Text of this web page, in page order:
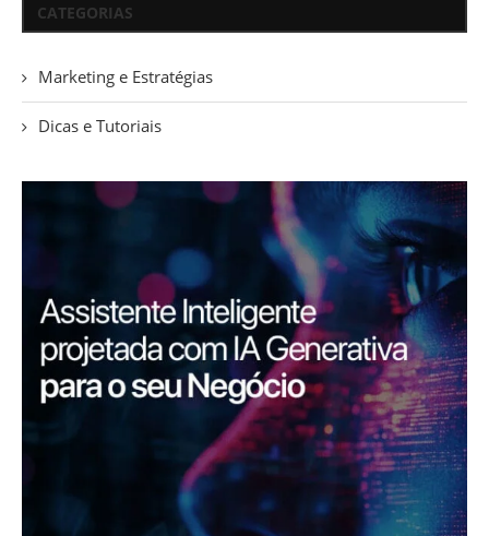
CATEGORIAS
Marketing e Estratégias
Dicas e Tutoriais